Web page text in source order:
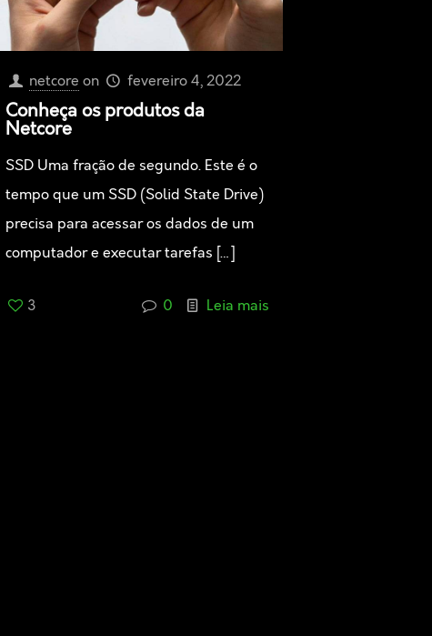
netcore on fevereiro 4, 2022
Conheça os produtos da
Netcore
SSD Uma fração de segundo. Este é o
tempo que um SSD (Solid State Drive)
precisa para acessar os dados de um
computador e executar tarefas […]
3 0 Leia mais